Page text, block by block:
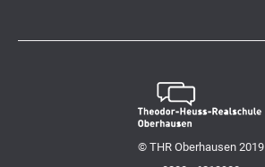
© THR Oberhausen 2019